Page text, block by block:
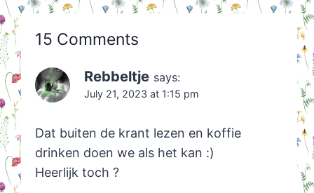
15 Comments
Rebbeltje says:
July 21, 2023 at 1:15 pm
Dat buiten de krant lezen en koffie
drinken doen we als het kan :)
Heerlijk toch ?